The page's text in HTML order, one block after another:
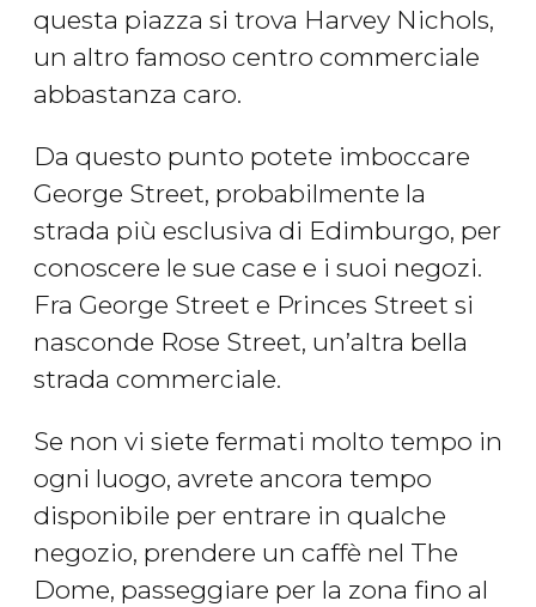
questa piazza si trova Harvey Nichols,
un altro famoso centro commerciale
abbastanza caro.
Da questo punto potete imboccare
George Street, probabilmente la
strada più esclusiva di Edimburgo, per
conoscere le sue case e i suoi negozi.
Fra George Street e Princes Street si
nasconde Rose Street, un’altra bella
strada commerciale.
Se non vi siete fermati molto tempo in
ogni luogo, avrete ancora tempo
disponibile per entrare in qualche
negozio, prendere un caffè nel The
Dome, passeggiare per la zona fino al